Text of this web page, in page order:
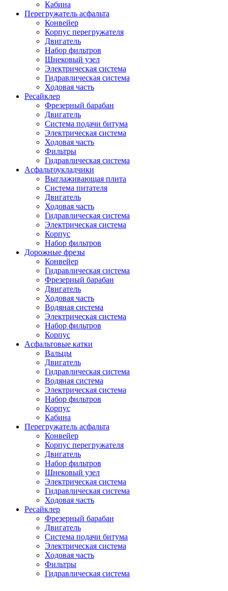
Кабина
Перегружатель асфальта
Конвейер
Корпус перегружателя
Двигатель
Набор фильтров
Шнековый узел
Электрическая система
Гидравлическая система
Ходовая часть
Ресайклер
Фрезерный барабан
Двигатель
Система подачи битума
Электрическая система
Ходовая часть
Фильтры
Гидравлическая система
Асфальтоукладчики
Выглаживающая плита
Система питателя
Двигатель
Ходовая часть
Гидравлическая система
Электрическая система
Корпус
Набор фильтров
Дорожные фрезы
Конвейер
Гидравлическая система
Фрезерный барабан
Двигатель
Ходовая часть
Водяная система
Электрическая система
Набор фильтров
Корпус
Асфальтовые катки
Вальцы
Двигатель
Гидравлическая система
Водяная система
Электрическая система
Набор фильтров
Корпус
Кабина
Перегружатель асфальта
Конвейер
Корпус перегружателя
Двигатель
Набор фильтров
Шнековый узел
Электрическая система
Гидравлическая система
Ходовая часть
Ресайклер
Фрезерный барабан
Двигатель
Система подачи битума
Электрическая система
Ходовая часть
Фильтры
Гидравлическая система